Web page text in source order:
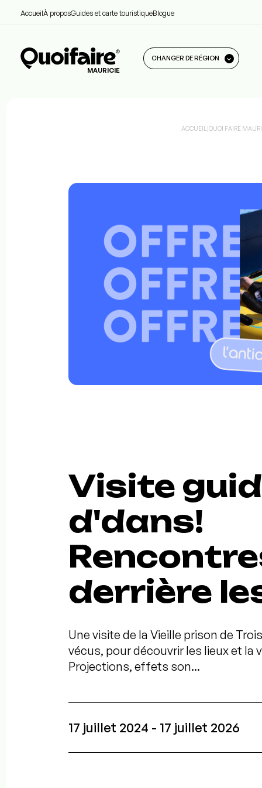
AccueilÀ proposGuides et carte touristiqueBlogue
MAURICIE
CHANGER DE RÉGION
ACCUEIL |QUOI FAIRE
Visite
d'dans!
derrière
Une visite de la Vieille prison de
vécus, pour découvrir les lieux et la
Projections, effets son...
17 juillet 2024 - 17 juillet 2026